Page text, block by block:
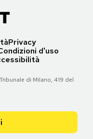
Privacy
d'uso
di Milano, 419 del